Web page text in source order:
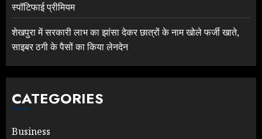
स्पॉटिफाई प्रीमियम
शेखपुरा में सरकारी लाभ का झांसा देकर छात्रों के नाम खोले फर्जी खाते,
साइबर ठगी के पैसों का किया लेनदेन
CATEGORIES
Business